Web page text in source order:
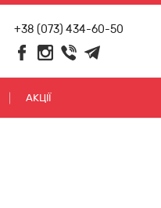
+38 (073) 434-60-50
АКЦІЇ